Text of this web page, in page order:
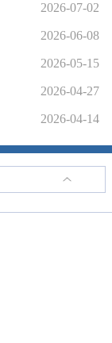
2026-07-02
2026-06-08
2026-05-15
2026-04-27
2026-04-14